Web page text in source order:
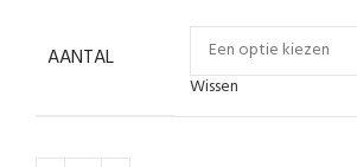
AANTAL
Wissen